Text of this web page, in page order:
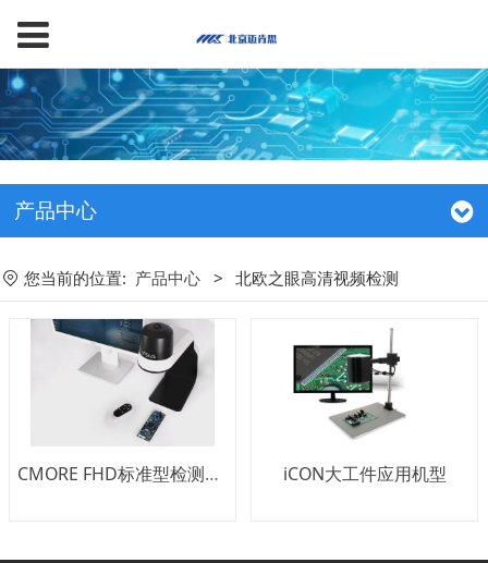
产品中心
您当前的位置: 产品中心 > 北欧之眼高清视频检测
CMORE FHD标准型检测系统 iCON大工件应用机型